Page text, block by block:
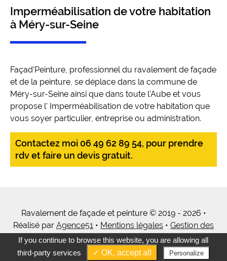
Imperméabilisation de votre habitation
à Méry-sur-Seine
Façad'Peinture, professionnel du ravalement de façade
et de la peinture, se déplace dans la commune de
Méry-sur-Seine ainsi que dans toute l'Aube et vous
propose l' Imperméabilisation de votre habitation que
vous soyer particulier, entreprise ou administration.
Contactez moi 06 49 62 89 54, pour prendre
rdv et faire un devis gratuit.
Ravalement de façade et peinture © 2019 - 2026 •
Réalisé par Agence51 • Mentions légales • Gestion des
cookies•Tous mes services
If you continue to browse this website, you are allowing all
third-party services
✓ OK, accept all Personalize